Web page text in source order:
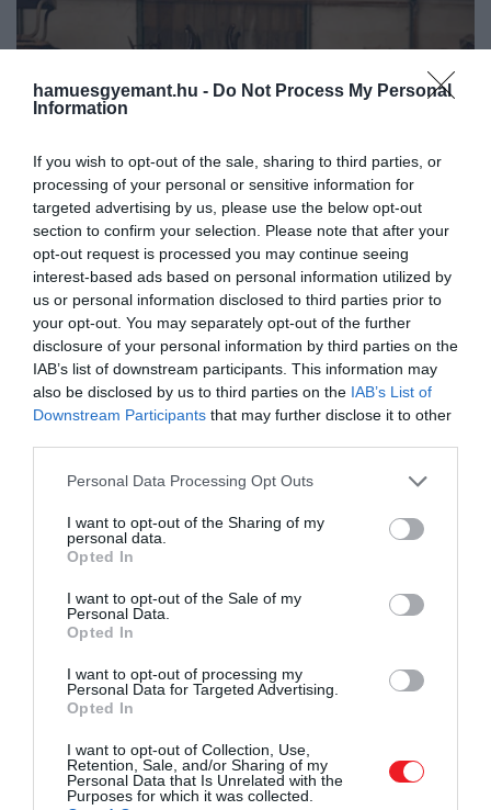
hamuesgyemant.hu - Do Not Process My Personal
Information
If you wish to opt-out of the sale, sharing to third parties, or
processing of your personal or sensitive information for
targeted advertising by us, please use the below opt-out
section to confirm your selection. Please note that after your
opt-out request is processed you may continue seeing
interest-based ads based on personal information utilized by
us or personal information disclosed to third parties prior to
your opt-out. You may separately opt-out of the further
disclosure of your personal information by third parties on the
IAB’s list of downstream participants. This information may
also be disclosed by us to third parties on the IAB’s List of
Downstream Participants that may further disclose it to other
Please note that this website/app uses one or more Google
not limited to your visit or usage behaviour. You may click to
grant or deny consent to Google and its third-party tags to
use your data for below specified purposes in below Google
consent section.
Personal Data Processing Opt Outs
I want to opt-out of the Sharing of my
personal data.
Opted In
I want to opt-out of the Sale of my
Personal Data.
Opted In
I want to opt-out of processing my
Personal Data for Targeted Advertising.
Opted In
I want to opt-out of Collection, Use,
Retention, Sale, and/or Sharing of my
Personal Data that Is Unrelated with the
Purposes for which it was collected.
Rónai Ruxandra és Szekeres Dávid
Fotó:EcoReform Bútor
A tervek szerint az EcoReform Bútor Nyitott Raktár
hogy nem csupán ötletek születnek, a bútorok
átalakítása azonnal megrendelhető. Sokan azért
nem mernek belevágni egy régi bútor
átalakításába, mert nem tudják, ki fogja elkészíteni.
Az EcoReform Bútornál azonban a tervezés, a
szakértelem és a gyártás egy helyen van, így az
Az esemény egy másik fontos lehetőséget
is kínál. Ha valakinek egy bútor azonnal